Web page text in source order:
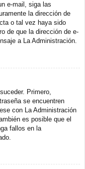
e-mail, siga las
la dirección de
o tal vez haya sido
de que la dirección de e-
a La Administración.
Primero,
se encuentren
con La Administración
es posible que el
fallos en la